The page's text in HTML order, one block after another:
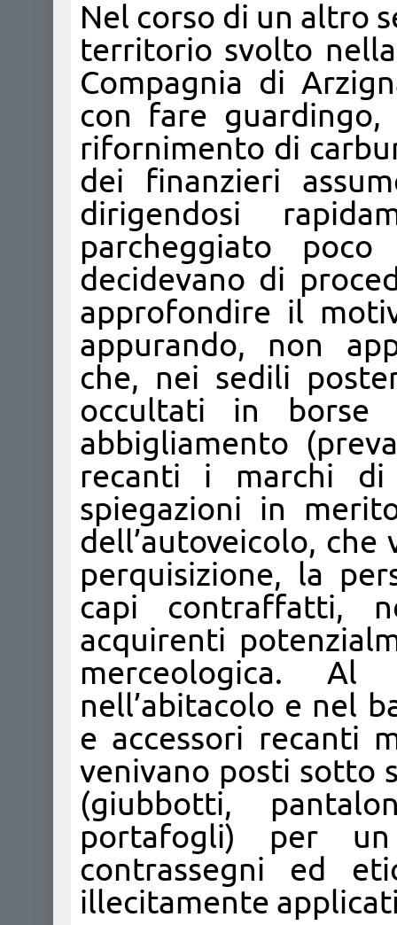
Nel corso di un altro
territorio svolto
Compagnia di
con fare guardingo,
rifornimento di
dei finanzieri
dirigendosi
parcheggiato
decidevano di
approfondire il
appurando, non
che, nei sedili
occultati in borse
abbigliamento
recanti i marchi
spiegazioni in
dell’autoveicolo,
perquisizione, la
capi contraffatti,
acquirenti
merceologica. Al
nell’abitacolo e nel
e accessori recanti
venivano posti sotto
(giubbotti,
portafogli) per
contrassegni ed
illecitamente